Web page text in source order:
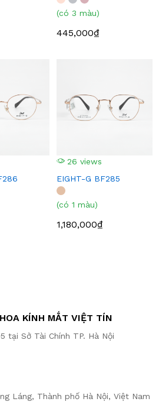
(có 3 màu)
445,000₫
26 views
EIGHT-G BF285
(có 1 màu)
1,180,000₫
KÍNH MẮT VIỆT TÍN
tại Sở Tài Chính TP. Hà Nội
Láng, Thành phố Hà Nội, Việt Nam